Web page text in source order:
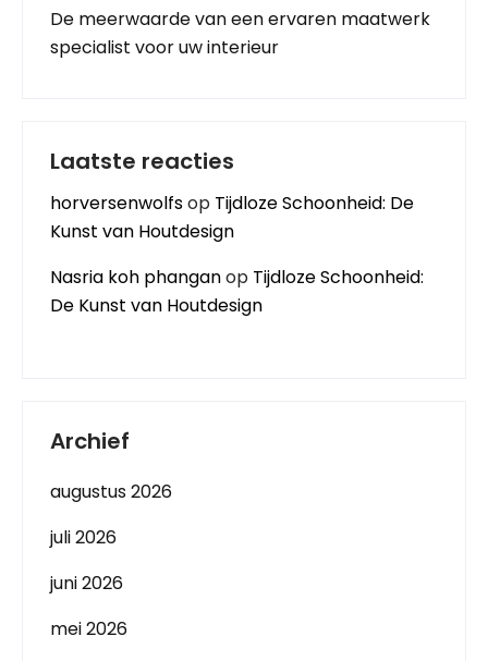
De meerwaarde van een ervaren maatwerk
specialist voor uw interieur
Laatste reacties
horversenwolfsop Tijdloze Schoonheid: De
Kunst van Houtdesign
Nasria koh phanganop Tijdloze Schoonheid:
De Kunst van Houtdesign
Archief
augustus 2026
juli 2026
juni 2026
mei 2026